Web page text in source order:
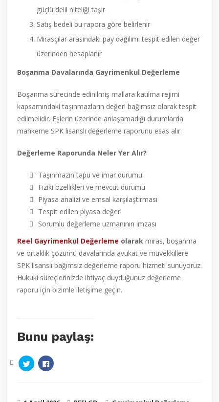
güçlü delil niteliği taşır
Satış bedeli bu rapora göre belirlenir
Mirasçılar arasındaki pay dağılımı tespit edilen değer
üzerinden hesaplanır
Boşanma Davalarında Gayrimenkul Değerleme
Boşanma sürecinde edinilmiş mallara katılma rejimi
kapsamındaki taşınmazların değeri bağımsız olarak tespit
edilmelidir. Eşlerin üzerinde anlaşamadığı durumlarda
mahkeme SPK lisanslı değerleme raporunu esas alır.
Değerleme Raporunda Neler Yer Alır?
Taşınmazın tapu ve imar durumu
Fiziki özellikleri ve mevcut durumu
Piyasa analizi ve emsal karşılaştırması
Tespit edilen piyasa değeri
Sorumlu değerleme uzmanının imzası
Reel Gayrimenkul Değerleme olarak miras, boşanma
ve ortaklık çözümü davalarında avukat ve müvekkillere
SPK lisanslı bağımsız değerleme raporu hizmeti sunuyoruz.
Hukuki süreçlerinizde ihtiyaç duyduğunuz değerleme
raporu için bizimle iletişime geçin.
Bunu paylaş:
Click
to
share
Click
to